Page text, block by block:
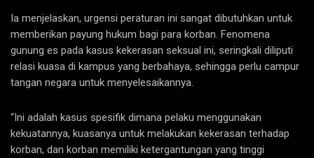
Ia menjelaskan, urgensi peraturan ini sangat dibutuhkan untuk
memberikan payung hukum bagi para korban. Fenomena
gunung es pada kasus kekerasan seksual ini, seringkali diliputi
relasi kuasa di kampus yang berbahaya, sehingga perlu campur
tangan negara untuk menyelesaikannya.
“Ini adalah kasus spesifik dimana pelaku menggunakan
kekuatannya, kuasanya untuk melakukan kekerasan terhadap
korban, dan korban memiliki ketergantungan yang tinggi